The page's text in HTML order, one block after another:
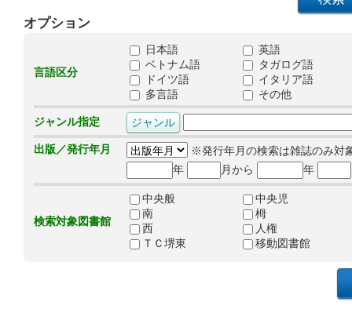
オプション
言語区分
日本語
英語
ベトナム語
タガログ語
ドイツ語
イタリア語
多言語
その他
ジャンル指定
出版／発行年月
※発行年月の検索は雑誌のみ対
年
月から 年
検索対象図書館
中央般
中央児
南
栂
西
人権
ＴＣ堺東
移動図書館